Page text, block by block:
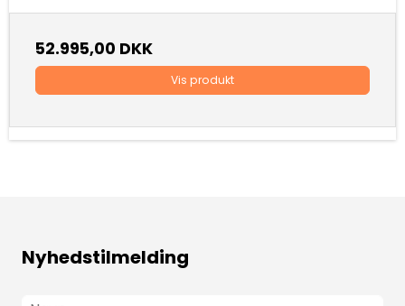
52.995,00 DKK
Vis produkt
Nyhedstilmelding